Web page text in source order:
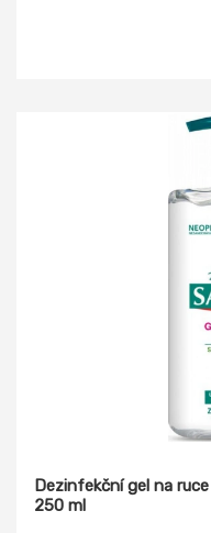
Dezinfekční gel na
250 ml